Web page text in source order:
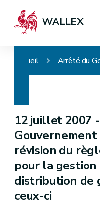
WALLEX
Accueil
12 juillet 2007 -
révision du
pour la gestion
distribution de
ceux-ci